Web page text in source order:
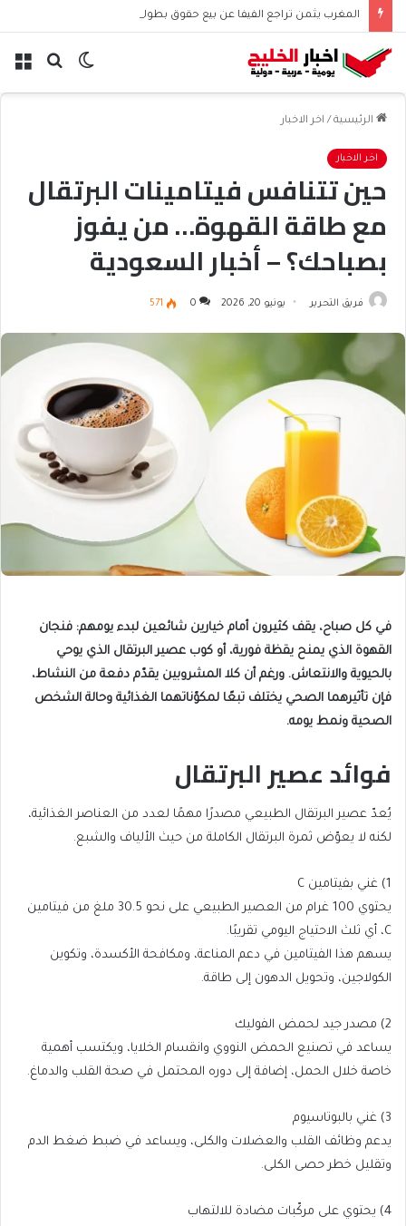
بحث الوضع
الرئيسية / اخر الاخبار
اخر الاخبار
حين تتنافس فيتامينات البرتقال
مع طاقة القهوة… من يفوز
بصباحك؟ – أخبار السعودية
فريق التحرير يونيو 20, 2026 0
571
في كل صباح، يقف كثيرون أمام خيارين شائعين لبدء يومهم: فنجان
القهوة الذي يمنح يقظة فورية، أو كوب عصير البرتقال الذي يوحي
بالحيوية والانتعاش. ورغم أن كلا المشروبين يقدّم دفعة من النشاط،
فإن تأثيرهما الصحي يختلف تبعًا لمكوّناتهما الغذائية وحالة الشخص
الصحية ونمط يومه.
فوائد عصير البرتقال
يُعدّ عصير البرتقال الطبيعي مصدرًا مهمًا لعدد من العناصر الغذائية،
لكنه لا يعوّض ثمرة البرتقال الكاملة من حيث الألياف والشبع.
1) غني بفيتامين C
يحتوي 100 غرام من العصير الطبيعي على نحو 30.5 ملغ من فيتامين
C، أي ثلث الاحتياج اليومي تقريبًا.
يسهم هذا الفيتامين في دعم المناعة، ومكافحة الأكسدة، وتكوين
الكولاجين، وتحويل الدهون إلى طاقة.
2) مصدر جيد لحمض الفوليك
يساعد في تصنيع الحمض النووي وانقسام الخلايا، ويكتسب أهمية
خاصة خلال الحمل، إضافة إلى دوره المحتمل في صحة القلب والدماغ.
3) غني بالبوتاسيوم
يدعم وظائف القلب والعضلات والكلى، ويساعد في ضبط ضغط الدم
وتقليل خطر حصى الكلى.
4) يحتوي على مركّبات مضادة للالتهاب